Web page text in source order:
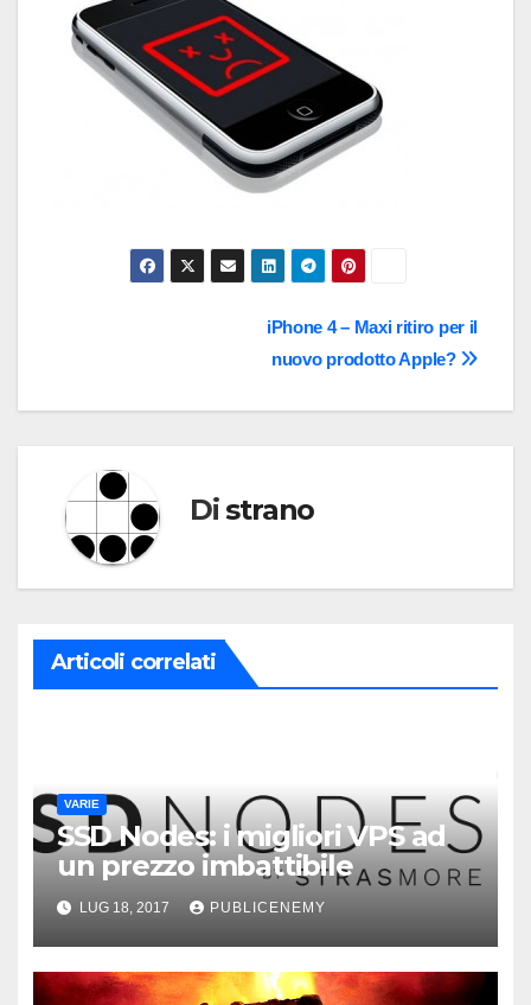
NavigazioneiPhone 4 – Maxi ritiro per il
nuovo prodotto Apple?
Distrano
Articoli correlati
VARIE
SSD Nodes: i migliori VPS ad
un prezzo imbattibile
LUG 18, 2017 PUBLICENEMY